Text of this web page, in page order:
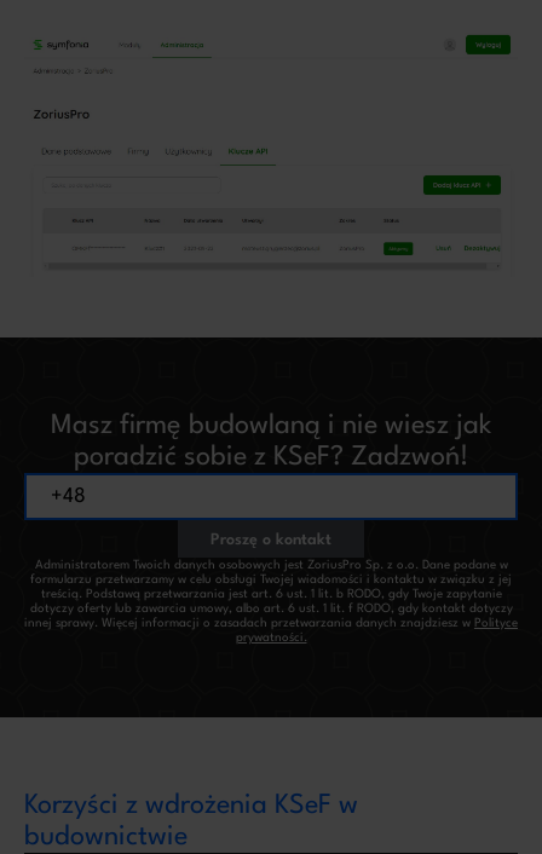
Masz firmę budowlaną i nie wiesz jak
poradzić sobie z KSeF? Zadzwoń!
Proszę o kontakt
Administratorem Twoich danych osobowych jest ZoriusPro Sp. z o.o. Dane podane w
formularzu przetwarzamy w celu obsługi Twojej wiadomości i kontaktu w związku z jej
treścią. Podstawą przetwarzania jest art. 6 ust. 1 lit. b RODO, gdy Twoje zapytanie
dotyczy oferty lub zawarcia umowy, albo art. 6 ust. 1 lit. f RODO, gdy kontakt dotyczy
innej sprawy. Więcej informacji o zasadach przetwarzania danych znajdziesz w Polityce
prywatności.
Korzyści z wdrożenia KSeF w
budownictwie